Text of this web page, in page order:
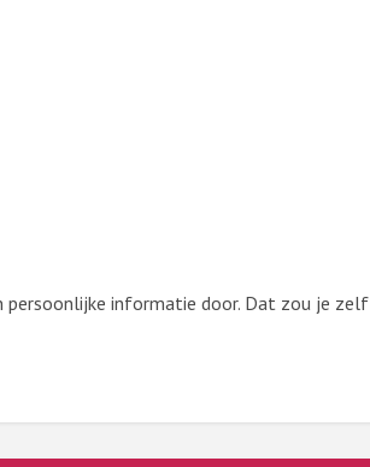
persoonlijke informatie door. Dat zou je zelf